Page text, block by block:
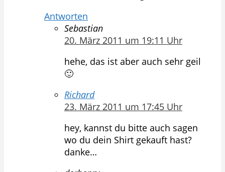
Antworten
Sebastian
20. März 2011 um 19:11 Uhr
hehe, das ist aber auch sehr geil
🙂
Richard
23. März 2011 um 17:45 Uhr
hey, kannst du bitte auch sagen
wo du dein Shirt gekauft hast?
danke…